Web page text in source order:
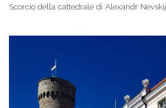
Scorcio della cattedrale di Alexandr Nevskij